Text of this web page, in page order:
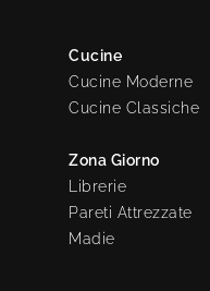
Cucine
Cucine Moderne
Cucine Classiche
Zona Giorno
Librerie
Pareti Attrezzate
Madie